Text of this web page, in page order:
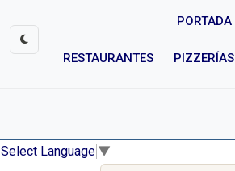
PORTADA
RESTAURANTES PIZZERÍAS
Select Language ▼